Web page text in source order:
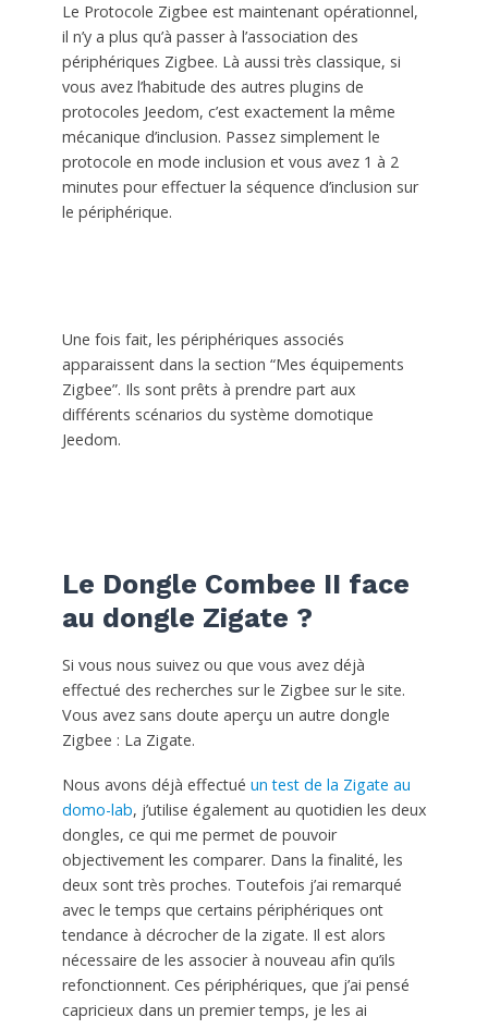
Le Protocole Zigbee est maintenant opérationnel,
il n’y a plus qu’à passer à l’association des
périphériques Zigbee. Là aussi très classique, si
vous avez l’habitude des autres plugins de
protocoles Jeedom, c’est exactement la même
mécanique d’inclusion. Passez simplement le
protocole en mode inclusion et vous avez 1 à 2
minutes pour effectuer la séquence d’inclusion sur
le périphérique.
Une fois fait, les périphériques associés
apparaissent dans la section “Mes équipements
Zigbee”. Ils sont prêts à prendre part aux
différents scénarios du système domotique
Jeedom.
Le Dongle Combee II face
au dongle Zigate ?
Si vous nous suivez ou que vous avez déjà
effectué des recherches sur le Zigbee sur le site.
Vous avez sans doute aperçu un autre dongle
Zigbee : La Zigate.
Nous avons déjà effectué un test de la Zigate au
domo-lab, j’utilise également au quotidien les deux
dongles, ce qui me permet de pouvoir
objectivement les comparer. Dans la finalité, les
deux sont très proches. Toutefois j’ai remarqué
avec le temps que certains périphériques ont
tendance à décrocher de la zigate. Il est alors
nécessaire de les associer à nouveau afin qu’ils
refonctionnent. Ces périphériques, que j’ai pensé
capricieux dans un premier temps, je les ai